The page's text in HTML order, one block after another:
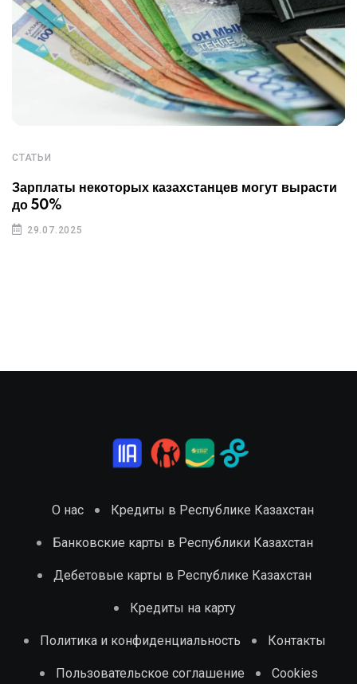
СТАТЬИ
Зарплаты некоторых казахстанцев могут вырасти
до 50%
29.07.2025
О нас Кредиты в Республике Казахстан
Банковские карты в Республики Казахстан
Дебетовые карты в Республике Казахстан
Кредиты на карту
Политика и конфиденциальность Контакты
Пользовательское соглашение Cookies